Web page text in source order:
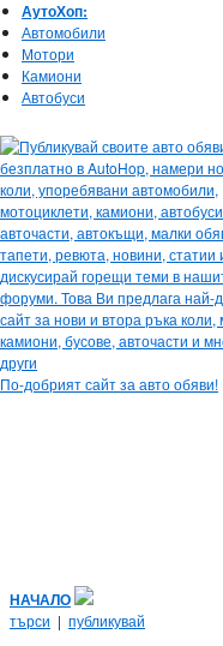
АутоХоп:
Автомобили
Мотори
Камиони
Автобуси
По-добрият сайт за авто обяви!
НАЧАЛО
търси | публикувай